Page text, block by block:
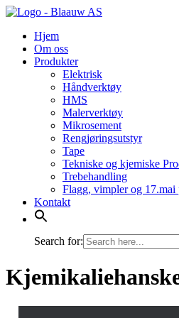
Hopp
innholdHjem
Om oss
Produkter
Elektrisk
Håndverktøy
HMS
Malerverktøy
Mikrosement
Rengjøringsutstyr
Tape
Tekniske og kjemiske
Trebehandling
Flagg, vimpler og 17.mai
Kontakt
Search for: